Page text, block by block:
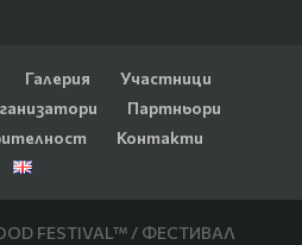
Галерия
Участници
Партньори
Контакти
FESTIVAL™ / ФЕСТИВАЛ